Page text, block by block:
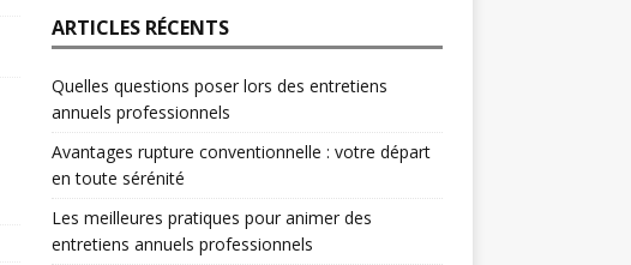
ARTICLES RÉCENTS
Quelles questions poser lors des entretiens
annuels professionnels
Avantages rupture conventionnelle : votre départ
en toute sérénité
Les meilleures pratiques pour animer des
entretiens annuels professionnels